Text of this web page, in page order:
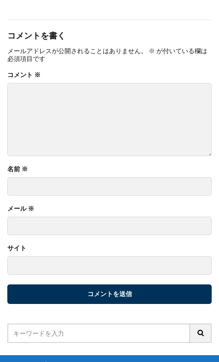
コメントを書く
メールアドレスが公開されることはありません。 ※ が付いている欄は
必須項目です
コメント ※
名前 ※
メール ※
サイト